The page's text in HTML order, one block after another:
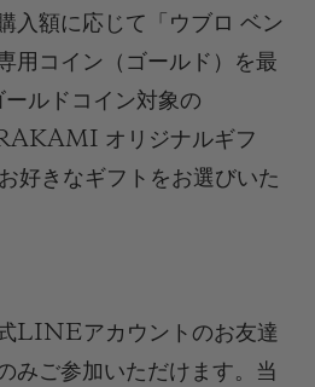
入額に応じて「ウブロ ベン
用コイン（ゴールド）を最
ールドコイン対象の
オリジナルギフ
好きなギフトをお選びいた
LINE アカウントのお友達
みご参加いただけます。当